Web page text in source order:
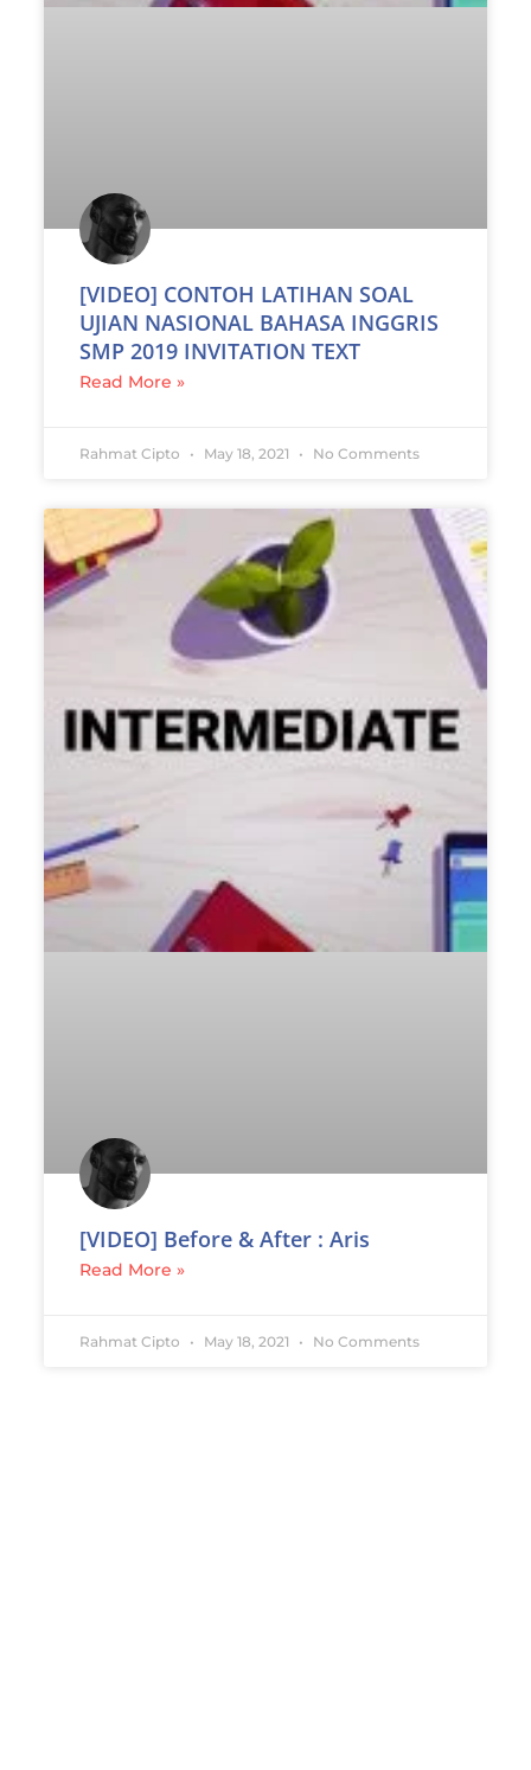
[VIDEO] CONTOH LATIHAN SOAL
UJIAN NASIONAL BAHASA INGGRIS
SMP 2019 INVITATION TEXT
Read More »
Rahmat Cipto May 18, 2021 No Comments
[VIDEO] Before & After : Aris
Read More »
Rahmat Cipto May 18, 2021 No Comments